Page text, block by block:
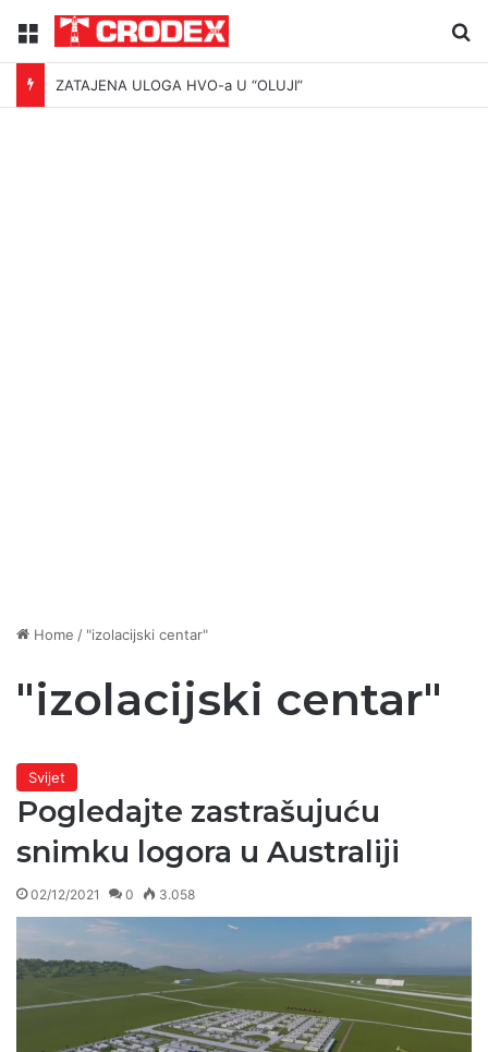
Menu
ZATAJENA ULOGA HVO-a U “OLUJI”
Home / "izolacijski centar"
"izolacijski centar"
Svijet
Pogledajte zastrašujuću
snimku logora u Australiji
02/12/2021 0 3.058